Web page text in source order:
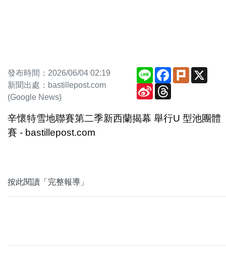
發布時間：2026/06/04 02:19
新聞出處：bastillepost.com
(Google News)
Line Facebook
PlurkX
Sina
Weibo
Threads
辛懷特雪地聯賽第二季新西蘭揭幕 舉行U 型池團體
賽 - bastillepost.com
按此閱讀「完整報導」